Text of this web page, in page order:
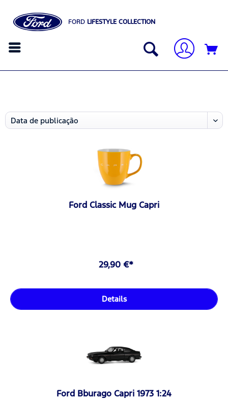
FORD LIFESTYLE COLLECTION
Ford Classic Mug Capri
29,90 €*
Details
Ford Bburago Capri 1973 1:24